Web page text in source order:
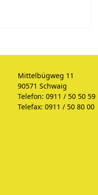
Mittelbügweg 11
90571 Schwaig
Telefon: 0911 / 50 50 59
Telefax: 0911 / 50 80 00